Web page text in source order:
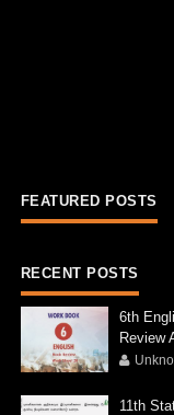
FEATURED POSTS
RECENT POSTS
6th
Review
11th